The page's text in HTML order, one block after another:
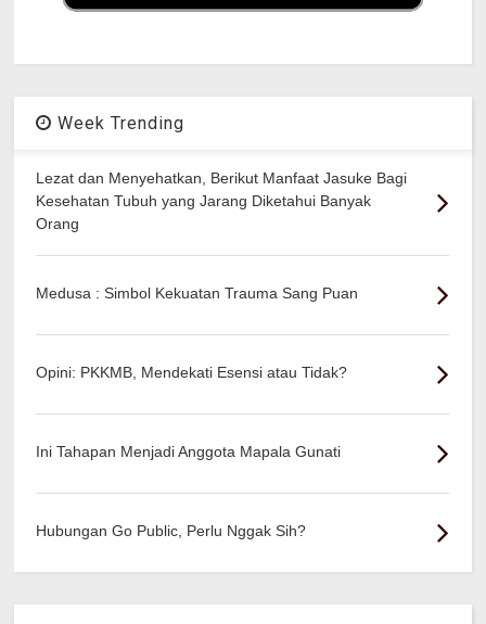
Week Trending
Lezat dan Menyehatkan, Berikut Manfaat Jasuke Bagi
Kesehatan Tubuh yang Jarang Diketahui Banyak
Orang
Medusa : Simbol Kekuatan Trauma Sang Puan
Opini: PKKMB, Mendekati Esensi atau Tidak?
Ini Tahapan Menjadi Anggota Mapala Gunati
Hubungan Go Public, Perlu Nggak Sih?